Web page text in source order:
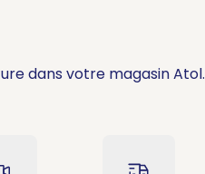
dans votre magasin Atol.